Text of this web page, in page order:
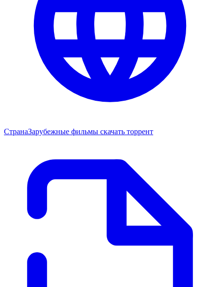
СтранаЗарубежные фильмы скачать торрент